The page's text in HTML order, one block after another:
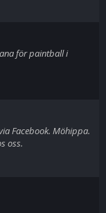
för paintball i
Facebook. Möhippa.
oss.